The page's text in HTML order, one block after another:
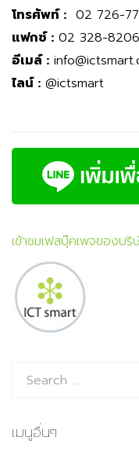
โทรศัพท์ : 02 726-
แฟกซ์ : 02 328-8206
อีเมล์ :
ไลน์ : @ictsmart
เข้าชมเฟสบุ๊คเพจของบริ
เมนูอื่นๆ